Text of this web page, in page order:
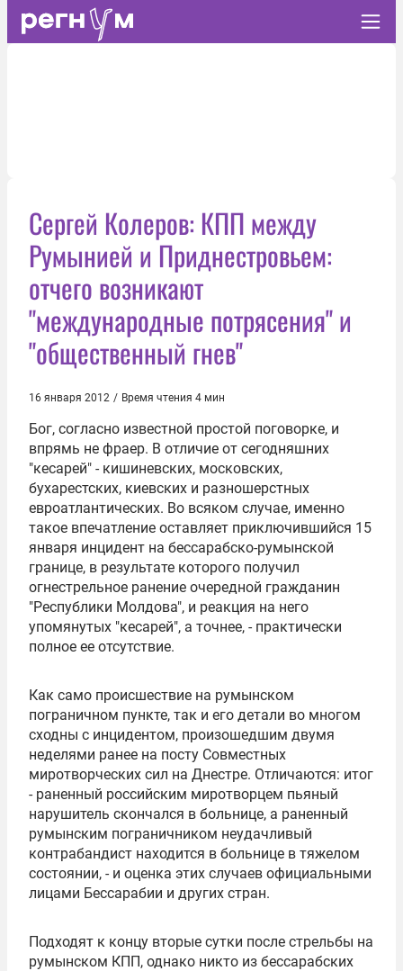
Сергей Колеров: КПП между
Румынией и Приднестровьем:
отчего возникают
"международные потрясения" и
"общественный гнев"
16 января 2012 / Время чтения 4 мин
Бог, согласно известной простой поговорке, и
впрямь не фраер. В отличие от сегодняшних
"кесарей" - кишиневских, московских,
бухарестских, киевских и разношерстных
евроатлантических. Во всяком случае, именно
такое впечатление оставляет приключившийся 15
января инцидент на бессарабско-румынской
границе, в результате которого получил
огнестрельное ранение очередной гражданин
"Республики Молдова", и реакция на него
упомянутых "кесарей", а точнее, - практически
полное ее отсутствие.
Как само происшествие на румынском
пограничном пункте, так и его детали во многом
сходны с инцидентом, произошедшим двумя
неделями ранее на посту Совместных
миротворческих сил на Днестре. Отличаются: итог
- раненный российским миротворцем пьяный
нарушитель скончался в больнице, а раненный
румынским пограничником неудачливый
контрабандист находится в больнице в тяжелом
состоянии, - и оценка этих случаев официальными
лицами Бессарабии и других стран.
Подходят к концу вторые сутки после стрельбы на
румынском КПП, однако никто из бессарабских